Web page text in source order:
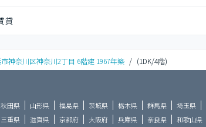
貸
神奈川区神奈川2丁目 6階建 1967年築 / (1DK/4階)
秋田県 山形県 福島県 茨城県 栃木県 群馬県 埼玉県
三重県 滋賀県 京都府 大阪府 兵庫県 奈良県 和歌山県